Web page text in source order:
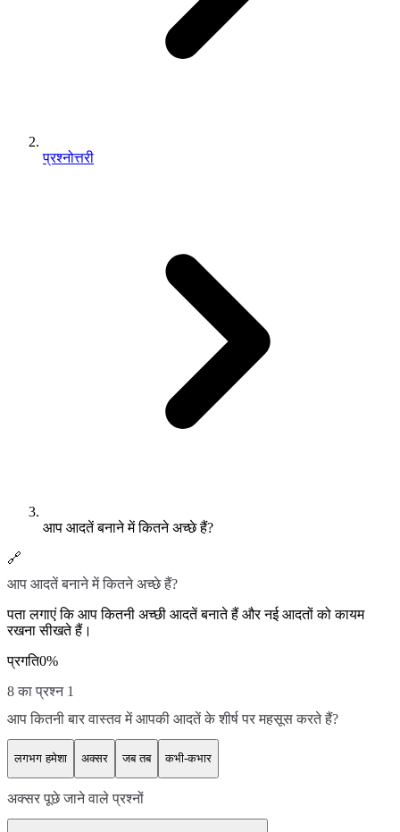
प्रश्नोत्तरी
आप आदतें बनाने में कितने अच्छे हैं?
🔗
आप आदतें बनाने में कितने अच्छे हैं?
पता लगाएं कि आप कितनी अच्छी आदतें बनाते हैं और नई आदतों को कायम
रखना सीखते हैं।
प्रगति0%
8 का प्रश्न 1
आप कितनी बार वास्तव में आपकी आदतें के शीर्ष पर महसूस करते हैं?
लगभग हमेशा अक्सर जब तब कभी-कभार
अक्सर पूछे जाने वाले प्रश्नों